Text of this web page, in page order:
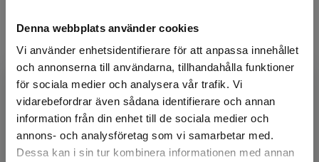
Denna webbplats använder cookies
Vi använder enhetsidentifierare för att anpassa innehållet
och annonserna till användarna, tillhandahålla funktioner
för sociala medier och analysera vår trafik. Vi
vidarebefordrar även sådana identifierare och annan
information från din enhet till de sociala medier och
annons- och analysföretag som vi samarbetar med.
Dessa kan i sin tur kombinera informationen med annan
Begränsad fraktregion
Hillevi Gavel är licentiat i matematik och har
arbetat som högskolelärare sedan slutet av
1980-talet vid Mälardalens universitet och
KTH. Hon har e...